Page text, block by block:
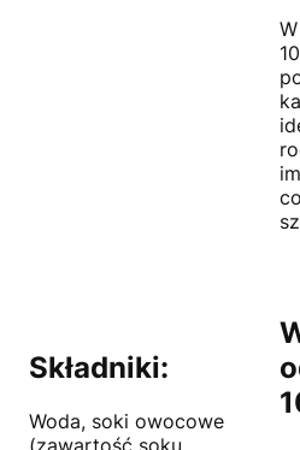
Składniki:
Woda, soki owocowe
(zawartość soku